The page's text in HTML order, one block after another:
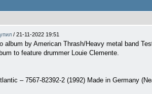
/ 21-11-2022 19:51
album by American Thrash/Heavy metal band
to feature drummer Louie Clemente.
– 7567-82392-2 (1992) Made in Germany